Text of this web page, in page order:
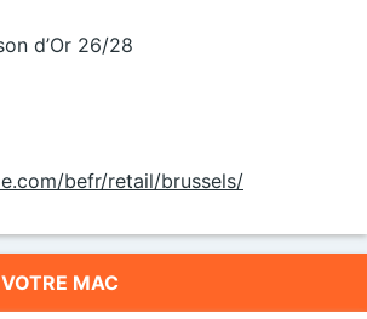
d’Or 26/28
befr/retail/brussels/
MAC